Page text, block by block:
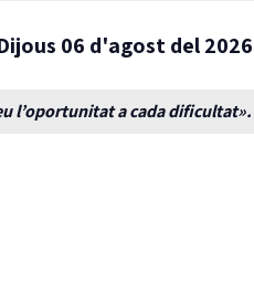
06 d'agost del 2026
l’oportunitat a cada dificultat».